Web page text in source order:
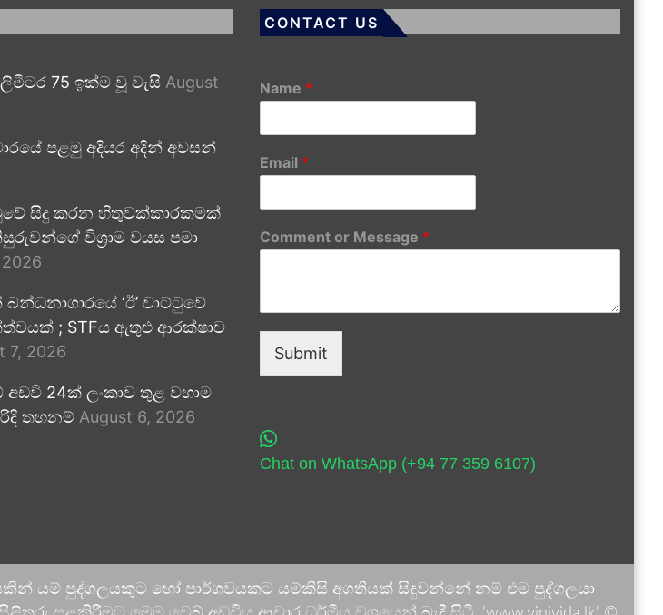
75 ඉක්ම වූ වැසි August
පළමු අදියර අදින් අවසන්
සිදු කරන හිතුවක්කාරකමක්
විශ්‍රාම වයස පමා
‘ඊ’ වාට්ටුවේ
; STFය ඇතුළු ආරක්ෂාව
7, 2026
24ක් ලංකාව තුළ වහාම
තහනම් August 6, 2026
CONTACT US
Name *
Email *
Comment or Message *
Submit
Chat on WhatsApp (+94 77 359 6107)
යම් පුද්ගලයකුට හෝ පාර්ශවයකට යම්කිසි අගතියක් සිදුවන්නේ නම් එම පුද්ගලයා